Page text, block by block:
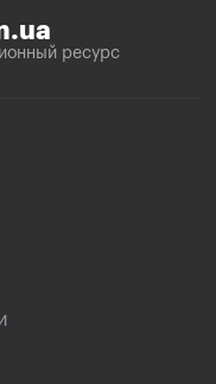
ресурс